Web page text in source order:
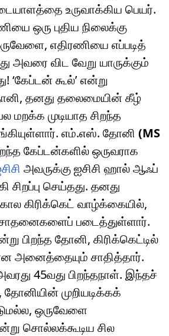
உருவாக்கிய பெயர்.
ஒரு புதிய நிலைக்கு
எதிரணியை எப்படித்
அவரை விட வேறு யாருக்கும்
‘கேப்டன் கூல்’ என்று
தனது தலைமையின் கீழ்
மறக்க முடியாத சிறந்த
எம்.எஸ். தோனி (MS
கேப்டன்களில் ஒருவராக
அவருக்கு ஐசிசி ஹால் ஆஃப்
சிறப்பு செய்தது. தனது
கிரிக்கெட் வாழ்க்கையில்,
படைத்துள்ளார்.
பிறந்த தோனி, கிரிக்கெட்டில்
அனைத்தையும் சாதித்தார்.
45வது பிறந்தநாள். இந்தச்
தோனியின் முறியடிக்கக்
ஒருவேளை
சொல்லக்கூடிய சில